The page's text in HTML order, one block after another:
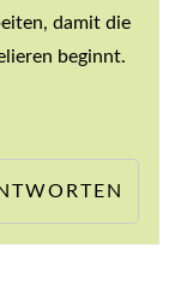
damit die
beginnt.